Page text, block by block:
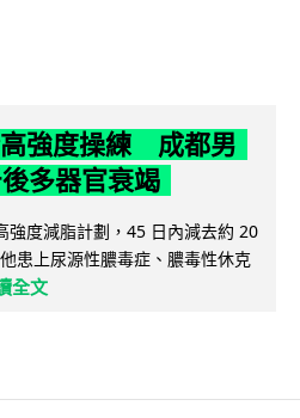
強度操練 成都男
多器官衰竭
強度減脂計劃，45 日內減去約 20
患上尿源性膿毒症、膿毒性休克
全文